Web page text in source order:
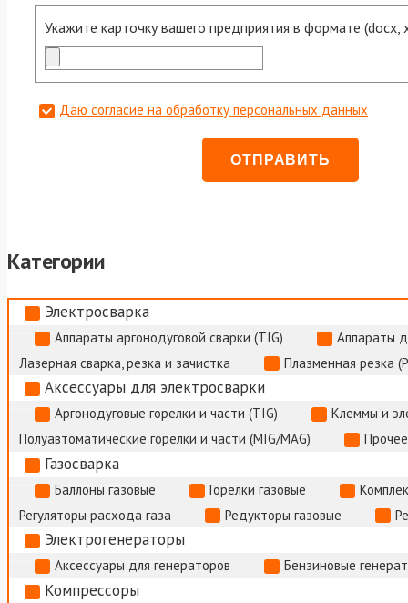
Укажите карточку вашего предприятия в формате (docx,
Даю согласие на обработку персональных данных
Категории
Электросварка
Аппараты аргонодуговой сварки (TIG)
Аппараты
Лазерная сварка, резка и зачистка
Плазменная резка
Аксессуары для электросварки
Аргонодуговые горелки и части (TIG)
Клеммы и
Полуавтоматические горелки и части (MIG/MAG)
Газосварка
Баллоны газовые Горелки газовые
Регуляторы расхода газа
Редукторы газовые
Электрогенераторы
Аксессуары для генераторов Бензиновые
Компрессоры